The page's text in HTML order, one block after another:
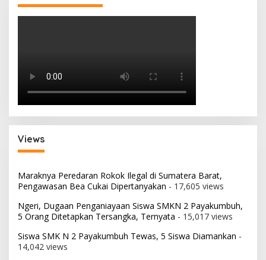
Views
Maraknya Peredaran Rokok Ilegal di Sumatera Barat,
Pengawasan Bea Cukai Dipertanyakan - 17,605 views
Ngeri, Dugaan Penganiayaan Siswa SMKN 2 Payakumbuh,
5 Orang Ditetapkan Tersangka, Ternyata - 15,017 views
Siswa SMK N 2 Payakumbuh Tewas, 5 Siswa Diamankan -
14,042 views